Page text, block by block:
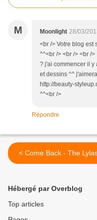
M Moonlight 28/03/
<br /> Votre blog est
^^<br /> <br /> <br /
? j'ai commencer il y
et dessins ^^
http://beauty-
^^<br />
Répondre
< Come Back - The
Hébergé par Overblog
Top articles